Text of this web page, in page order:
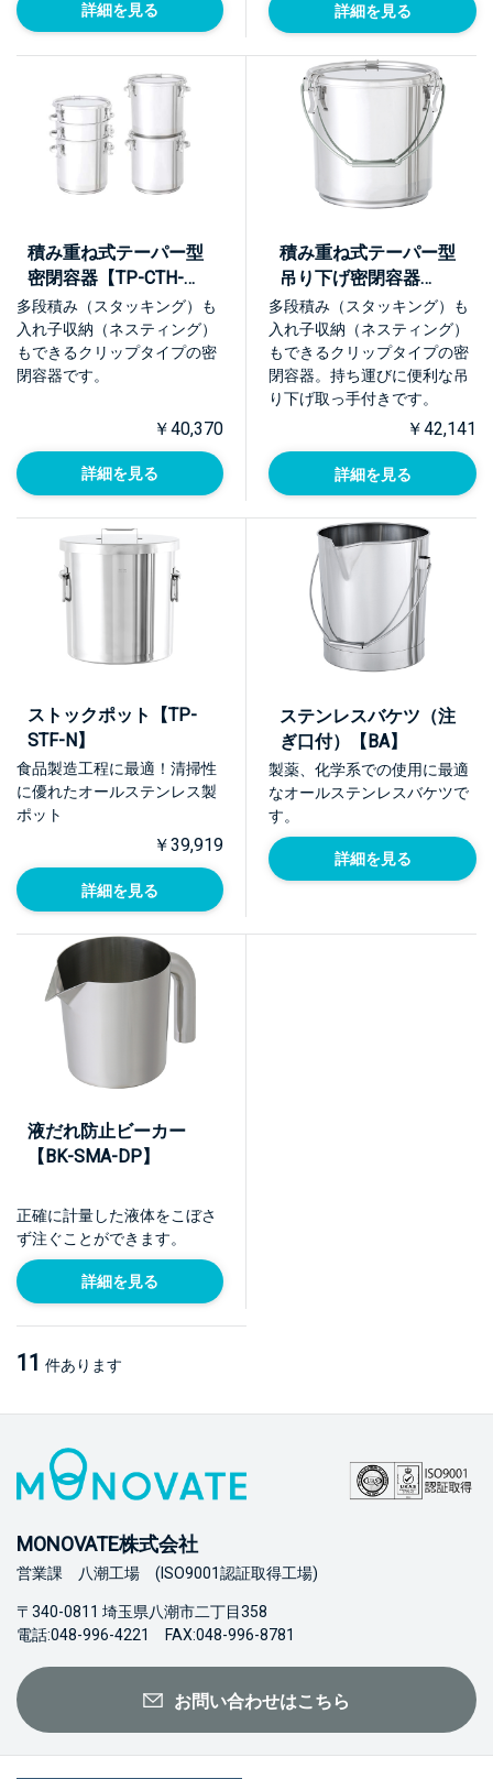
詳細を見る 詳細を見る
積み重ね式テーパー型
密閉容器【TP-CTH-
STA】
多段積み（スタッキング）も
入れ子収納（ネスティング）
もできるクリップタイプの密
閉容器です。
￥40,370
詳細を見る
積み重ね式テーパー型
吊り下げ密閉容器
【TP-CTB-STA】
多段積み（スタッキング）も
入れ子収納（ネスティング）
もできるクリップタイプの密
閉容器。持ち運びに便利な吊
り下げ取っ手付きです。
￥42,141
詳細を見る
ストックポット【TP-
STF-N】
食品製造工程に最適！清掃性
に優れたオールステンレス製
ポット
￥39,919
詳細を見る
ステンレスバケツ（注
ぎ口付）【BA】
製薬、化学系での使用に最適
なオールステンレスバケツで
す。
詳細を見る
液だれ防止ビーカー
【BK-SMA-DP】
正確に計量した液体をこぼさ
ず注ぐことができます。
詳細を見る
11 件あります
MONOVATE株式会社
営業課 八潮工場 (ISO9001認証取得工場)
〒340-0811 埼玉県八潮市二丁目358
電話:048-996-4221 FAX:048-996-8781
お問い合わせはこちら